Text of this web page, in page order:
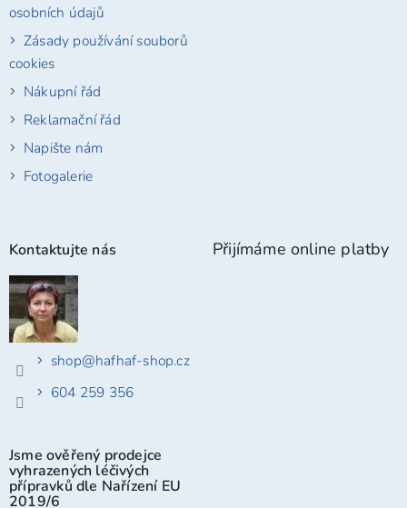
osobních údajů
Zásady používání souborů
cookies
Nákupní řád
Reklamační řád
Napište nám
Fotogalerie
Kontaktujte nás
shop@hafhaf-shop.cz
604 259 356
Jsme ověřený prodejce
vyhrazených léčivých
přípravků dle Nařízení EU
2019/6
Přijímáme online platby